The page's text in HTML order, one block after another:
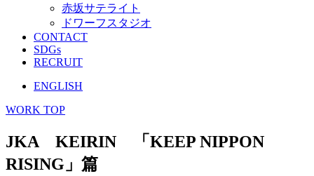
赤坂サテライト
ドワーフスタジオ
CONTACT
SDGs
RECRUIT
ENGLISH
WORK TOP
JKA KEIRIN 「KEEP NIPPON
RISING」篇